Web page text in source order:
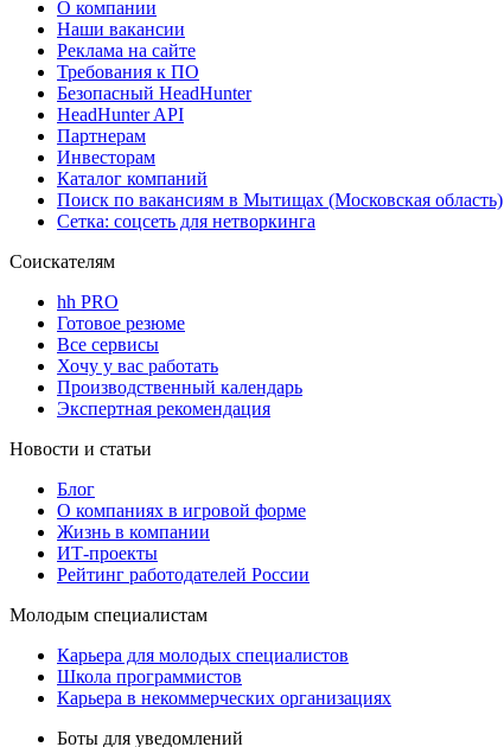
О компании
Наши вакансии
Реклама на сайте
Требования к ПО
Безопасный HeadHunter
HeadHunter API
Партнерам
Инвесторам
Каталог компаний
Поиск по вакансиям в Мытищах (Московская область)
Сетка: соцсеть для нетворкинга
Соискателям
hh PRO
Готовое резюме
Все сервисы
Хочу у вас работать
Производственный календарь
Экспертная рекомендация
Новости и статьи
Блог
О компаниях в игровой форме
Жизнь в компании
ИТ-проекты
Рейтинг работодателей России
Молодым специалистам
Карьера для молодых специалистов
Школа программистов
Карьера в некоммерческих организациях
Боты для уведомлений